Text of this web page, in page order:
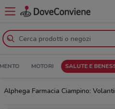
MOTORI SALUTE E
Alphega Farmacia Ciampino: